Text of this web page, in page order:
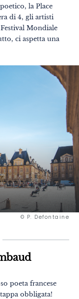
la Place
di 4, gli artisti
Mondiale
ci aspetta una
© P. Defontaine
poeta francese
obbligata!